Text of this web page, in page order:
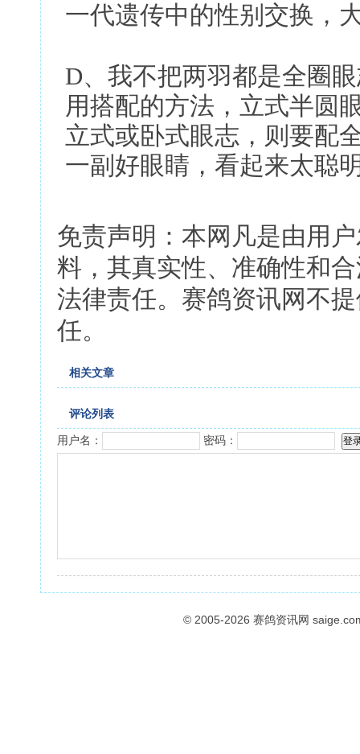
一代遗传中的性别交换，
D、我不把两羽都是全圈
用搭配的方法，立式半圆
立式或卧式眼志，则要配
一副好眼睛，看起来太聪
免责声明：本网凡是由用
料，其真实性、准确性和
法律责任。赛鸽资讯网不
任。
相关文章
评论列表
用户名： 密码：
© 2005-2026 赛鸽资讯网